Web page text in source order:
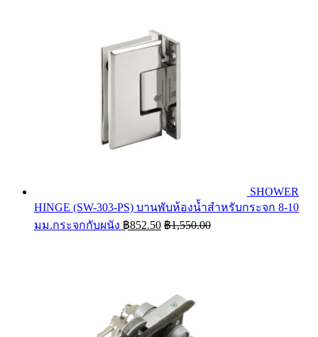
SHOWER
HINGE (SW-303-PS) บานพับห้องน้ำสำหรับกระจก 8-10
มม.กระจกกับผนัง ฿852.50 ฿1,550.00